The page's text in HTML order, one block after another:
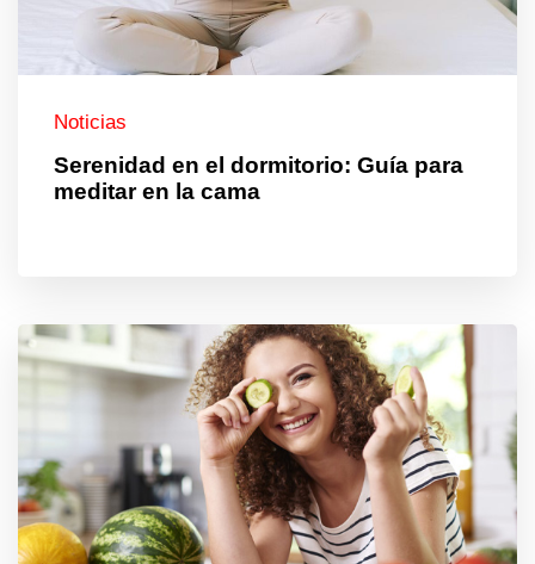
Noticias
Serenidad en el dormitorio: Guía para
meditar en la cama